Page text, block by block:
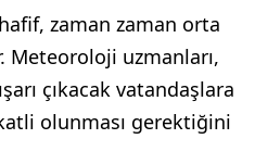
zaman zaman orta
Meteoroloji uzmanları,
çıkacak vatandaşlara
olunması gerektiğini